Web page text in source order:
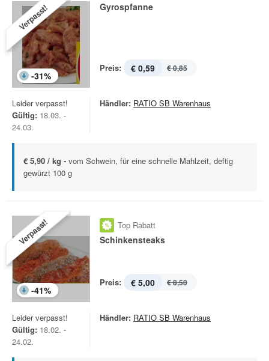
Verpasst!
-31%
Gyrospfanne
Preis: € 0,59 € 0,85
Leider verpasst!
Gültig: 18.03. -
24.03.
Händler: RATIO SB Warenhaus
€ 5,90 / kg - vom Schwein, für eine schnelle Mahlzeit, deftig
gewürzt 100 g
Verpasst!
-41%
Top Rabatt
Schinkensteaks
Preis: € 5,00 € 8,50
Leider verpasst!
Gültig: 18.02. -
24.02.
Händler: RATIO SB Warenhaus